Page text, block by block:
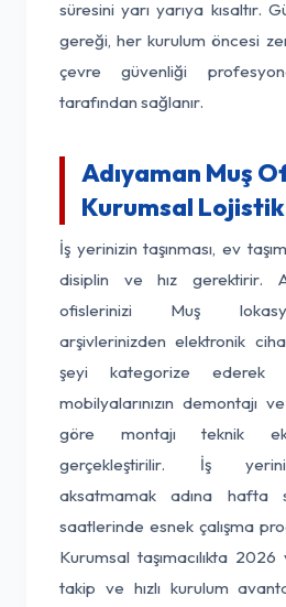
süresini yarı yarıya kısaltır.
gereği, her kurulum öncesi
çevre güvenliği
tarafından sağlanır.
Adıyaman Muş
Kurumsal Lojistik
İş yerinizin taşınması, ev
disiplin ve hız gerektirir.
ofislerinizi Muş
arşivlerinizden elektronik
şeyi kategorize ederek
mobilyalarınızın demontajı
göre montajı teknik
gerçekleştirilir. İş
aksatmamak adına hafta
saatlerinde esnek çalışma
Kurumsal taşımacılıkta
takip ve hızlı kurulum